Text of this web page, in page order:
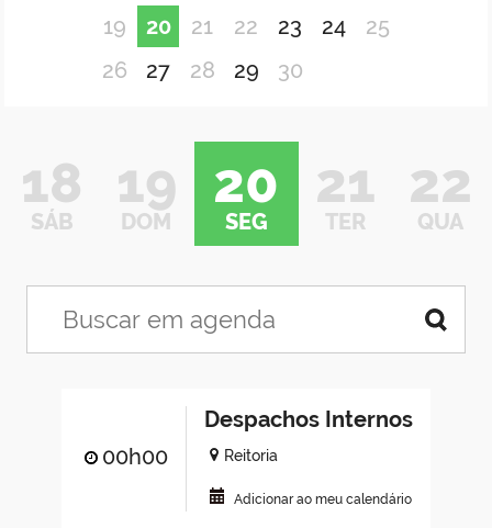
19
20 21 22 23 24
25
26
27 28 29 30
18
SÁB
19
DOM
20
SEG
21
TER
22
QUA
00h00
Despachos Internos
Reitoria
Adicionar ao meu calendário